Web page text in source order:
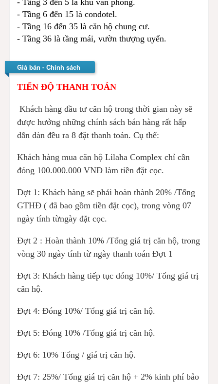
- Tầng 6 đến 15 là condotel.
- Tầng 16 đến 35 là căn hộ chung cư.
- Tầng 36 là tầng mái, vườn thượng uyển.
Giá bán - Chính sách
TIẾN ĐỘ THANH TOÁN
Khách hàng đầu tư căn hộ trong thời gian này sẽ
được hưởng những chính sách bán hàng rất hấp
dẫn dàn đều ra 8 đặt thanh toán. Cụ thể:
Khách hàng mua căn hộ Lilaha Complex chỉ cần
đóng 100.000.000 VNĐ làm tiền đặt cọc.
Đợt 1: Khách hàng sẽ phải hoàn thành 20% /Tổng
GTHĐ ( đã bao gồm tiền đặt cọc), trong vòng 07
ngày tính từngày đặt cọc.
Đợt 2 : Hoàn thành 10% /Tổng giá trị căn hộ, trong
vòng 30 ngày tính từ ngày thanh toán Đợt 1
Đợt 3: Khách hàng tiếp tục đóng 10%/ Tổng giá trị
căn hộ.
Đợt 4: Đóng 10%/ Tổng giá trị căn hộ.
Đợt 5: Đóng 10% /Tổng giá trị căn hộ.
Đợt 6: 10% Tổng / giá trị căn hộ.
Đợt 7: 25%/ Tổng giá trị căn hộ + 2% kinh phí bảo